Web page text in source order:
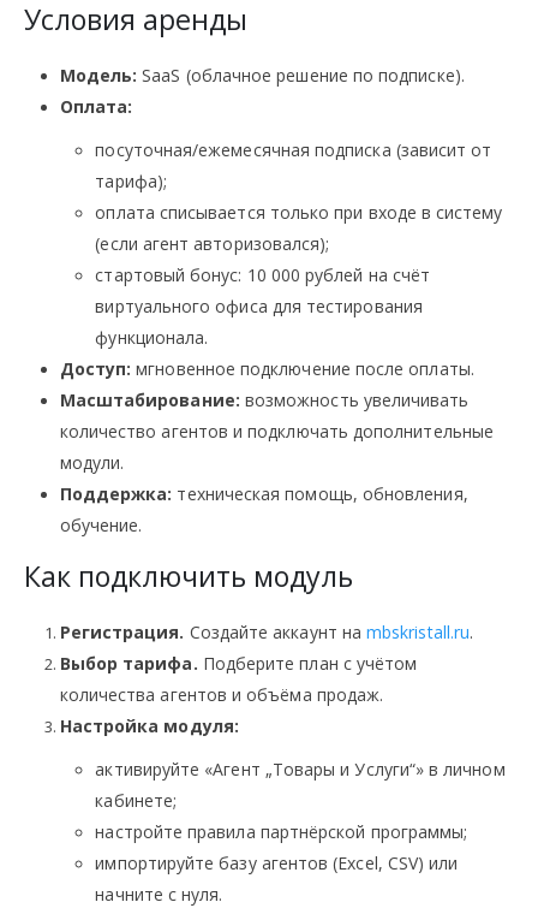
Условия аренды
Модель: SaaS (облачное решение по подписке).
Оплата:
посуточная/ежемесячная подписка (зависит от
тарифа);
оплата списывается только при входе в систему
(если агент авторизовался);
стартовый бонус: 10 000 рублей на счёт
виртуального офиса для тестирования
функционала.
Доступ: мгновенное подключение после оплаты.
Масштабирование: возможность увеличивать
количество агентов и подключать дополнительные
модули.
Поддержка: техническая помощь, обновления,
обучение.
Как подключить модуль
Регистрация. Создайте аккаунт наmbskristall.ru.
Выбор тарифа. Подберите план с учётом
количества агентов и объёма продаж.
Настройка модуля:
активируйте «Агент „Товары и Услуги“» в личном
кабинете;
настройте правила партнёрской программы;
импортируйте базу агентов (Excel, CSV) или
начните с нуля.